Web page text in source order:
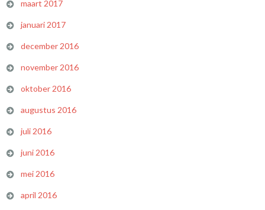
maart 2017
januari 2017
december 2016
november 2016
oktober 2016
augustus 2016
juli 2016
juni 2016
mei 2016
april 2016